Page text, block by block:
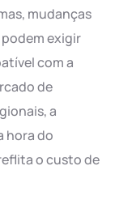
mudanças
exigir
com a
de
a
hora do
o custo de